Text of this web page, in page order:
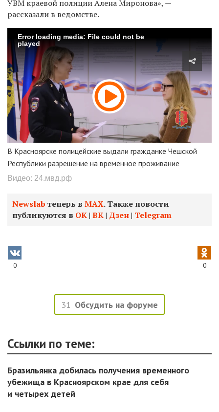
УВМ краевой полиции Алена Миронова», —
рассказали в ведомстве.
Error loading media: File could not be
played
В Красноярске полицейские выдали гражданке Чешской
Республики разрешение на временное проживание
Видео: 24.мвд.рф
Newslab теперь в МАХ. Также новости
публикуются в ОК| ВК| Дзен| Telegram
0 0
31 Обсудить на форуме
Ссылки по теме:
Бразильянка добилась получения временного
убежища в Красноярском крае для себя
и четырех детей